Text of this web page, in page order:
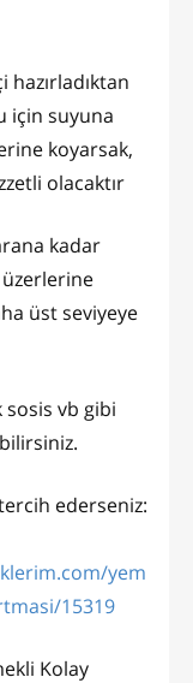
hazırladıktan
için suyuna
koyarsak,
olacaktır
kadar
üzerlerine
üst seviyeye
vb gibi
tercih ederseniz:
yem
15319
Kolay